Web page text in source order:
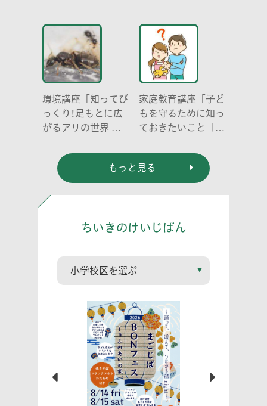
らだ～
環境講座「知ってび
っくり!足もとに広
がるアリの世界 ア
成り立ち、生態系に
おける役割」
家庭教育講座「子ど
もを守るために知っ
ておきたいこと「プ
どう伝える? (幼児
編)」
もっと見る
ちいきのけいじばん